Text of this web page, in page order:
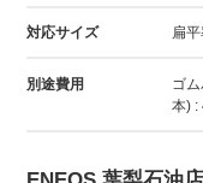
対応サイズ 扁
別途費用
ゴ
本) :